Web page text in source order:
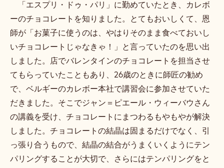
「エスプリ・ドゥ・パリ」に勤めていたとき、カレボ
ーのチョコレートを知りました。とてもおいしくて、恩
師が「お菓子に使うのは、やはりそのまま食べておいし
いチョコレートじゃなきゃ！」と言っていたのを思い出
しました。店でバレンタインのチョコレートを担当させ
てもらっていたこともあり、26歳のときに師匠の勧め
で、ベルギーのカレボー本社で講習会に参加させていた
だきました。そこでジャン＝ピエール・ウィーバウさん
の講義を受け、チョコレートにまつわるもやもやが解決
しました。チョコレートの結晶は固まるだけでなく、引
っ張り合うもので、結晶の結合がうまくいくようにテン
パリングすることが大切で、さらにはテンパリングをと